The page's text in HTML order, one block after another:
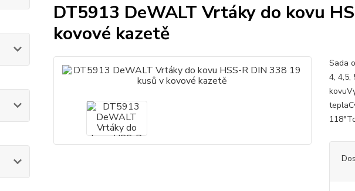
DT5913 DeWALT Vrtáky do kovu
kovové kazetě
Sada
4, 4,5,